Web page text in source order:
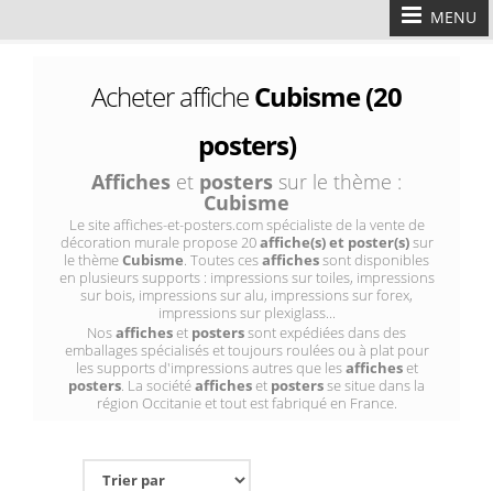
MENU
Acheter afficheCubisme (20
posters)
Affiches et posters sur le thème :
Cubisme
Le site affiches-et-posters.com spécialiste de la vente de
décoration murale propose 20affiche(s) et poster(s)sur
le thèmeCubisme. Toutes cesaffichessont disponibles
en plusieurs supports : impressions sur toiles, impressions
sur bois, impressions sur alu, impressions sur forex,
impressions sur plexiglass...
Nosafficheset posterssont expédiées dans des
emballages spécialisés et toujours roulées ou à plat pour
les supports d'impressions autres que lesafficheset
posters. La sociétéafficheset postersse situe dans la
région Occitanie et tout est fabriqué en France.